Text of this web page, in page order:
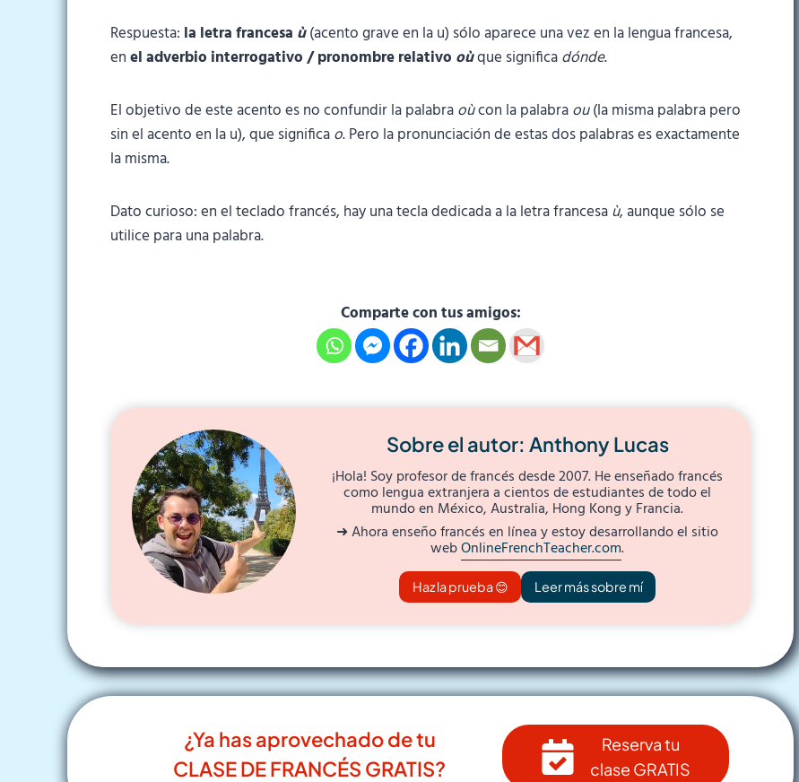
Respuesta: la letra francesa ù(acento grave en la u) sólo aparece una vez en la lengua francesa,
enel adverbio interrogativo / pronombre relativo oùque significadónde.
El objetivo de este acento es no confundir la palabraoùcon la palabraou(la misma palabra pero
sin el acento en la u), que significao. Pero la pronunciación de estas dos palabras es exactamente
la misma.
Dato curioso: en el teclado francés, hay una tecla dedicada a la letra francesaù, aunque sólo se
utilice para una palabra.
Comparte con tus amigos:
Sobre el autor: Anthony Lucas
¡Hola! Soy profesor de francés desde 2007. He enseñado francés
como lengua extranjera a cientos de estudiantes de todo el
mundo en México, Australia, Hong Kong y Francia.
➜ Ahora enseño francés en línea y estoy desarrollando el sitio
webOnlineFrenchTeacher.com.
Haz la prueba 😊 Leer más sobre mí
¿Ya has aprovechado de tu
CLASE DE FRANCÉS GRATIS?
Reserva tu
clase GRATIS